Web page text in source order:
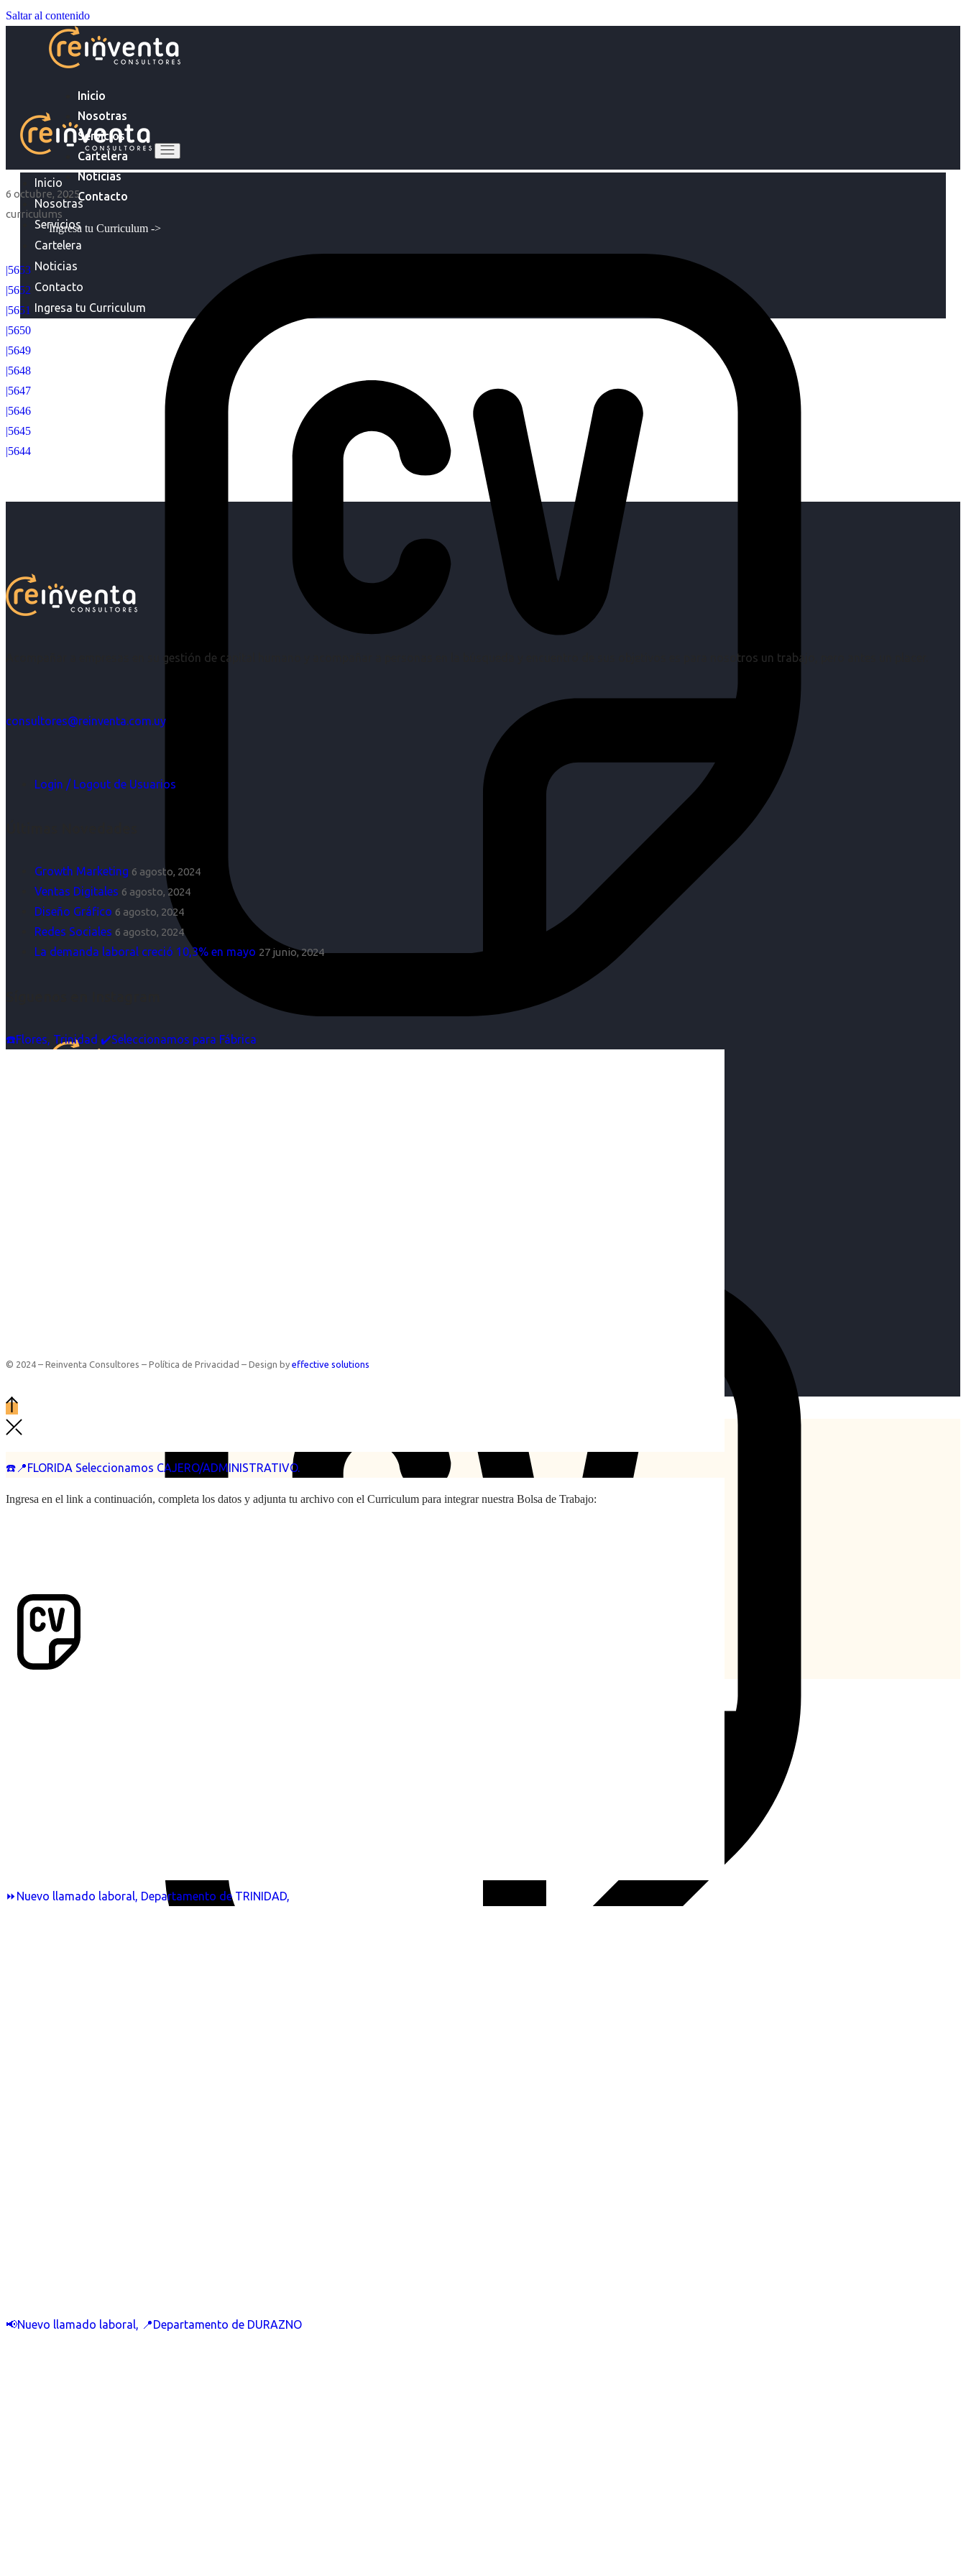
Saltar al contenido
Inicio
Nosotras
Servicios
Cartelera
Noticias
Contacto
Ingresa tu Curriculum ->
Inicio
Nosotras
Servicios
Cartelera
Noticias
Contacto
Ingresa tu Curriculum
6 octubre, 2025
curriculums
|5653
|5652
|5651
|5650
|5649
|5648
|5647
|5646
|5645
|5644
Acompañar a empresas en su gestión de capital humano y acompañar a personas en la búsqueda y encuentro de sus objetivos es para nosotros un trabajo, pero antes un placer.
consultores@reinventa.com.uy
Login / Logout de Usuarios
Growth Marketing 6 agosto, 2024
Ventas Digitales 6 agosto, 2024
Diseño Gráfico 6 agosto, 2024
Redes Sociales 6 agosto, 2024
La demanda laboral creció 10,3% en mayo 27 junio, 2024
☎️Flores, Trinidad ✔️Seleccionamos para Fábrica
☎️📍FLORIDA Seleccionamos CAJERO/ADMINISTRATIVO.
⏩Nuevo llamado laboral, Departamento de TRINIDAD,
📢Nuevo llamado laboral, 📍Departamento de DURAZNO
© 2024 – Reinventa Consultores – Política de Privacidad – Design by effective solutions
Ingresa en el link a continuación, completa los datos y adjunta tu archivo con el Curriculum para integrar nuestra Bolsa de Trabajo: